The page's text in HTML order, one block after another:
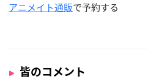
アニメイト通販で予約する
皆のコメント